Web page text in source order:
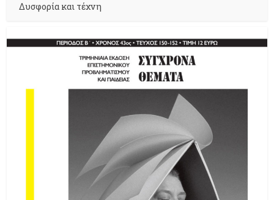
Δυσφορία και τέχνη